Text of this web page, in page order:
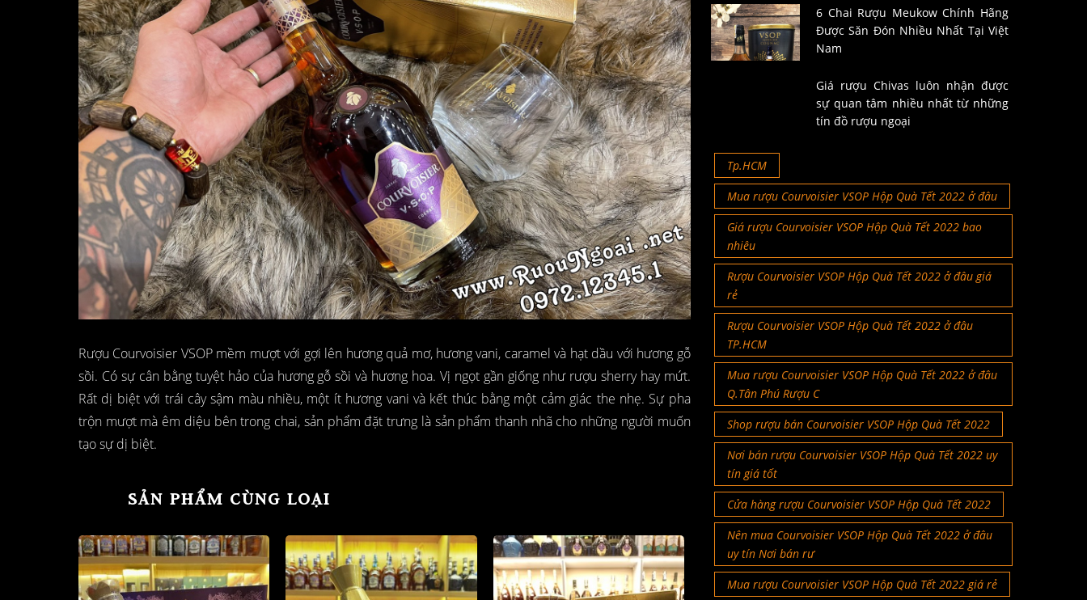
Rượu Courvoisier VSOP mềm mượt với gợi lên hương quả mơ, hương vani, caramel và hạt dầu với hương gỗ
sồi. Có sự cân bằng tuyệt hảo của hương gỗ sồi và hương hoa. Vị ngọt gần giống như rượu sherry hay mứt.
Rất dị biệt với trái cây sậm màu nhiều, một ít hương vani và kết thúc bằng một cảm giác the nhẹ. Sự pha
trộn mượt mà êm diệu bên trong chai, sản phẩm đặt trưng là sản phẩm thanh nhã cho những người muốn
tạo sự dị biệt.
SẢN PHẨM CÙNG LOẠI
6 Chai Rượu Meukow Chính Hãng
Được Săn Đón Nhiều Nhất Tại Việt
Nam
Giá rượu Chivas luôn nhận được
sự quan tâm nhiều nhất từ những
tín đồ rượu ngoại
Tp.HCM
Mua rượu Courvoisier VSOP Hộp Quà Tết 2022 ở đâu
Giá rượu Courvoisier VSOP Hộp Quà Tết 2022 bao
nhiêu
Rượu Courvoisier VSOP Hộp Quà Tết 2022 ở đâu giá
rẻ
Rượu Courvoisier VSOP Hộp Quà Tết 2022 ở đâu
TP.HCM
Mua rượu Courvoisier VSOP Hộp Quà Tết 2022 ở đâu
Q.Tân Phú Rượu C
Shop rượu bán Courvoisier VSOP Hộp Quà Tết 2022
Nơi bán rượu Courvoisier VSOP Hộp Quà Tết 2022 uy
tín giá tốt
Cửa hàng rượu Courvoisier VSOP Hộp Quà Tết 2022
Nên mua Courvoisier VSOP Hộp Quà Tết 2022 ở đâu
uy tín Nơi bán rư
Mua rượu Courvoisier VSOP Hộp Quà Tết 2022 giá rẻ